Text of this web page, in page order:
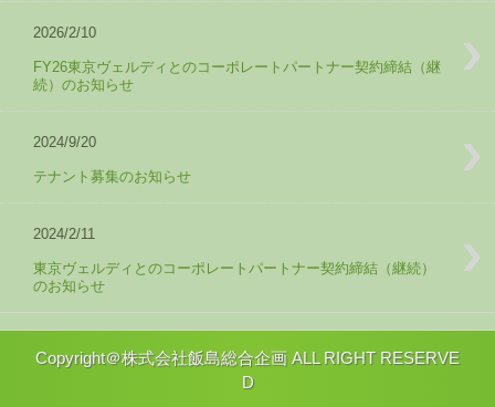
2026/2/10
FY26東京ヴェルディとのコーポレートパートナー契約締結（継
続）のお知らせ
2024/9/20
テナント募集のお知らせ
2024/2/11
東京ヴェルディとのコーポレートパートナー契約締結（継続）
のお知らせ
Copyright＠株式会社飯島総合企画 ALL RIGHT RESERVE
D